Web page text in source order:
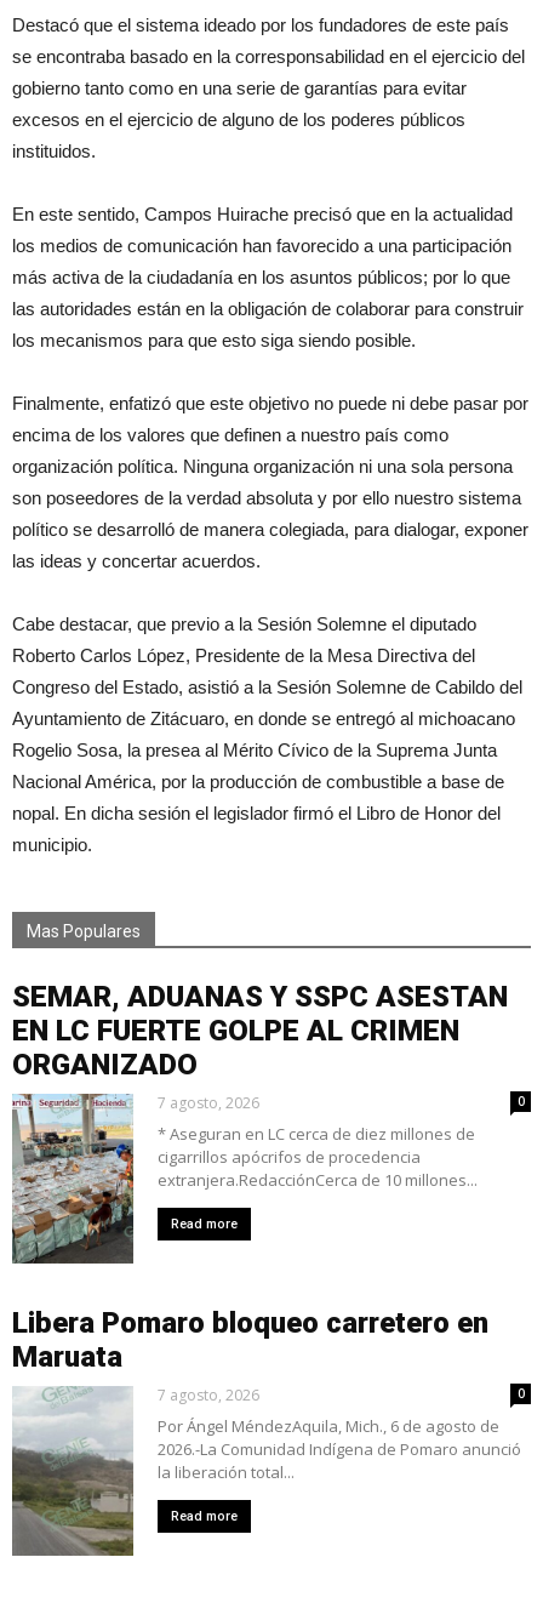
Destacó que el sistema ideado por los fundadores de este país
se encontraba basado en la corresponsabilidad en el ejercicio del
gobierno tanto como en una serie de garantías para evitar
excesos en el ejercicio de alguno de los poderes públicos
instituidos.
En este sentido, Campos Huirache precisó que en la actualidad
los medios de comunicación han favorecido a una participación
más activa de la ciudadanía en los asuntos públicos; por lo que
las autoridades están en la obligación de colaborar para construir
los mecanismos para que esto siga siendo posible.
Finalmente, enfatizó que este objetivo no puede ni debe pasar por
encima de los valores que definen a nuestro país como
organización política. Ninguna organización ni una sola persona
son poseedores de la verdad absoluta y por ello nuestro sistema
político se desarrolló de manera colegiada, para dialogar, exponer
las ideas y concertar acuerdos.
Cabe destacar, que previo a la Sesión Solemne el diputado
Roberto Carlos López, Presidente de la Mesa Directiva del
Congreso del Estado, asistió a la Sesión Solemne de Cabildo del
Ayuntamiento de Zitácuaro, en donde se entregó al michoacano
Rogelio Sosa, la presea al Mérito Cívico de la Suprema Junta
Nacional América, por la producción de combustible a base de
nopal. En dicha sesión el legislador firmó el Libro de Honor del
municipio.
Mas Populares
SEMAR, ADUANAS Y SSPC ASESTAN
EN LC FUERTE GOLPE AL CRIMEN
ORGANIZADO
7 agosto, 2026 0
* Aseguran en LC cerca de diez millones de
cigarrillos apócrifos de procedencia
extranjera.RedacciónCerca de 10 millones...
Read more
Libera Pomaro bloqueo carretero en
Maruata
7 agosto, 2026 0
Por Ángel MéndezAquila, Mich., 6 de agosto de
2026.-La Comunidad Indígena de Pomaro anunció
la liberación total...
Read more